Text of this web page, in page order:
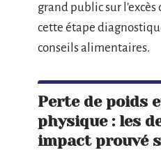
grand public sur
cette étape
conseils alimentaires.
Perte de poids
physique : les
impact prouvé